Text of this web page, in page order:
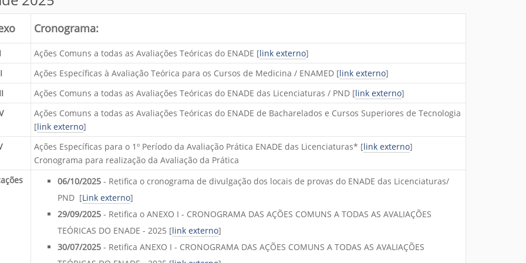
Cronograma:
I Ações Comuns a todas as Avaliações Teóricas do ENADE [link externo]
Ações Específicas à Avaliação Teórica para os Cursos de Medicina / ENAMED [link externo]
Ações Comuns a todas as Avaliações Teóricas do ENADE das Licenciaturas / PND [link externo]
Ações Comuns a todas as Avaliações Teóricas do ENADE de Bacharelados e Cursos Superiores de Tecnologia
[link externo]
Ações Específicas para o 1º Período da Avaliação Prática ENADE das Licenciaturas* [link externo]
Cronograma para realização da Avaliação da Prática
06/10/2025- Retifica o cronograma de divulgação dos locais de provas do ENADE das Licenciaturas/
PND [Link externo]
29/09/2025- Retifica o ANEXO I - CRONOGRAMA DAS AÇÕES COMUNS A TODAS AS AVALIAÇÕES
TEÓRICAS DO ENADE - 2025 [link externo]
30/07/2025- Retifica ANEXO I - CRONOGRAMA DAS AÇÕES COMUNS A TODAS AS AVALIAÇÕES